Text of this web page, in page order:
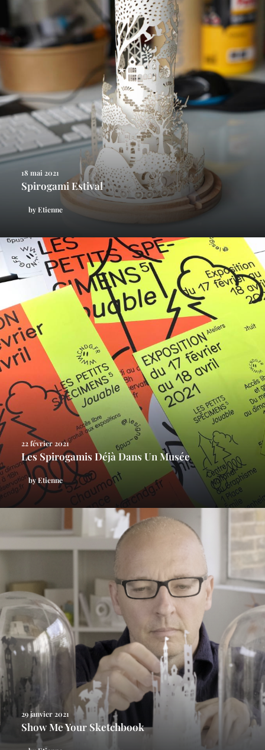
18 mai 2021
Spirogami Estival
by Etienne
22 février 2021
Les Spirogamis Déjà Dans Un Musée
by Etienne
29 janvier 2021
Show Me Your Sketchbook